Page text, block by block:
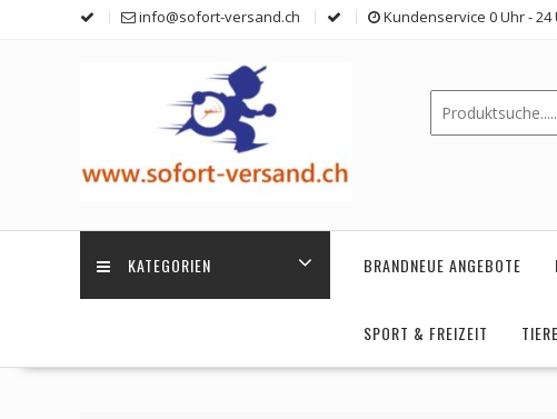
info@sofort-versand.ch Kundenservice 0 Uhr - 24
KATEGORIEN BRANDNEUE ANGEBOTE
SPORT & FREIZEIT